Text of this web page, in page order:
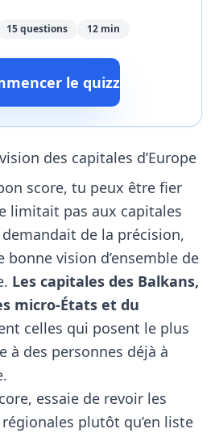
15 questions 12 min
le quizz
des capitales d’Europe
score, tu peux être fier
limitait pas aux capitales
de la précision,
bonne vision d’ensemble de
Les capitales des Balkans,
micro-États et du
celles qui posent le plus
à des personnes déjà à
essaie de revoir les
plutôt qu’en liste